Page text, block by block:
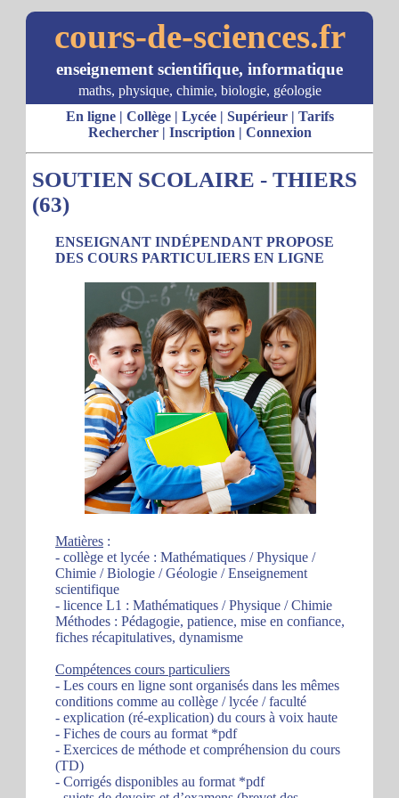
cours-de-sciences.fr
enseignement scientifique, informatique
maths, physique, chimie, biologie, géologie
En ligne| Collège| Lycée| Supérieur| Tarifs
Rechercher| Inscription | Connexion
SOUTIEN SCOLAIRE - THIERS
(63)
ENSEIGNANT INDÉPENDANT PROPOSE
DES COURS PARTICULIERS EN LIGNE
Matières :
- collège et lycée : Mathématiques / Physique /
Chimie / Biologie / Géologie / Enseignement
scientifique
- licence L1 : Mathématiques / Physique / Chimie
Méthodes : Pédagogie, patience, mise en confiance,
fiches récapitulatives, dynamisme
Compétences cours particuliers
- Les cours en ligne sont organisés dans les mêmes
conditions comme au collège / lycée / faculté
- explication (ré-explication) du cours à voix haute
- Fiches de cours au format *pdf
- Exercices de méthode et compréhension du cours
(TD)
- Corrigés disponibles au format *pdf